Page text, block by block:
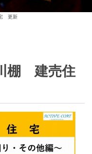
更新
棚 建売住